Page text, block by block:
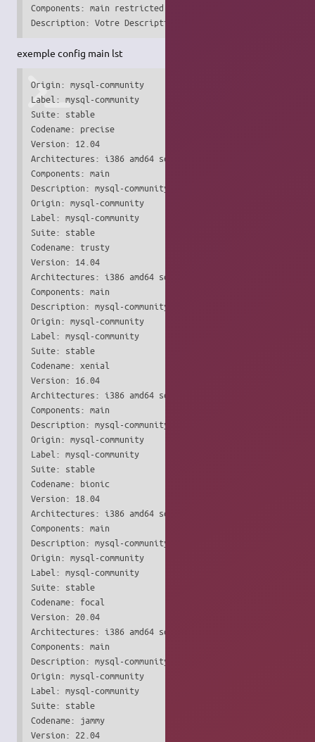
Components: main restricted universe multiverse #(en
Description: Votre Description
exemple config main lst
Origin: mysql-community
Label: mysql-community
Suite: stable
Codename: precise
Version: 12.04
Architectures: i386 amd64 source
Components: main
Description: mysql-community
Origin: mysql-community
Label: mysql-community
Suite: stable
Codename: trusty
Version: 14.04
Architectures: i386 amd64 source
Components: main
Description: mysql-community
Origin: mysql-community
Label: mysql-community
Suite: stable
Codename: xenial
Version: 16.04
Architectures: i386 amd64 source
Components: main
Description: mysql-community
Origin: mysql-community
Label: mysql-community
Suite: stable
Codename: bionic
Version: 18.04
Architectures: i386 amd64 source
Components: main
Description: mysql-community
Origin: mysql-community
Label: mysql-community
Suite: stable
Codename: focal
Version: 20.04
Architectures: i386 amd64 source
Components: main
Description: mysql-community
Origin: mysql-community
Label: mysql-community
Suite: stable
Codename: jammy
Version: 22.04